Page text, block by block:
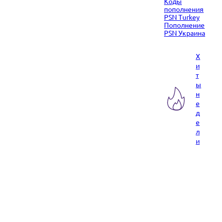
пополнения
PSN Turkey
Пополнение
PSN Украина
Х
и
т
ы
н
е
д
е
л
и